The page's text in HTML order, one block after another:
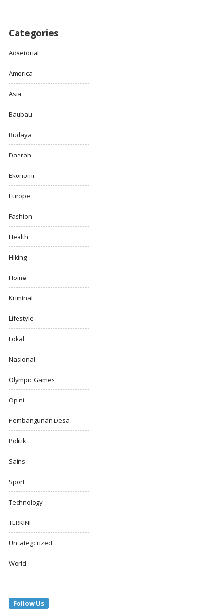
Categories
Advetorial
America
Asia
Baubau
Budaya
Daerah
Ekonomi
Europe
Fashion
Health
Hiking
Home
Kriminal
Lifestyle
Lokal
Nasional
Olympic Games
Opini
Pembangunan Desa
Politik
Sains
Sport
Technology
TERKINI
Uncategorized
World
Follow Us